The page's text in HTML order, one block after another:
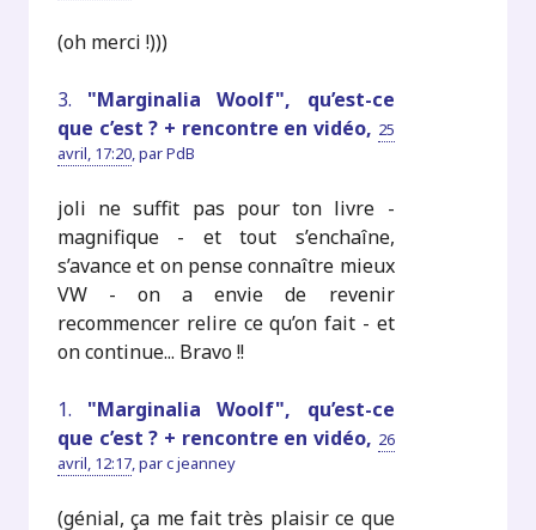
(oh merci !)))
3.
"Marginalia Woolf", qu’est-ce
que c’est ? + rencontre en vidéo, 25
avril, 17:20,parPdB
joli ne suffit pas pour ton livre -
magnifique - et tout s’enchaîne,
s’avance et on pense connaître mieux
VW - on a envie de revenir
recommencer relire ce qu’on fait - et
on continue... Bravo !!
1.
"Marginalia Woolf", qu’est-ce
que c’est ? + rencontre en vidéo, 26
avril, 12:17,parc jeanney
(génial, ça me fait très plaisir ce que